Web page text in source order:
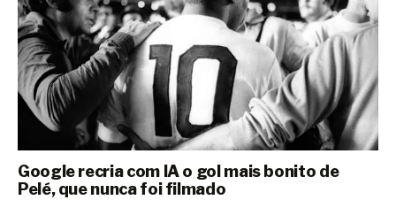
Google recria com IA o gol mais bonito de
Pelé, que nunca foi filmado